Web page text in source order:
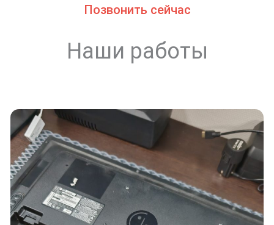
Позвонить сейчас
Наши работы